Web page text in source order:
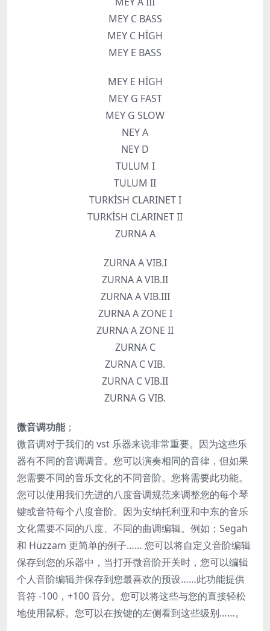
MEY C BASS
MEY C HİGH
MEY E BASS
MEY E HİGH
MEY G FAST
MEY G SLOW
NEY A
NEY D
TULUM I
TULUM II
TURKİSH CLARINET I
TURKİSH CLARINET II
ZURNA A
ZURNA A VIB.I
ZURNA A VIB.II
ZURNA A VIB.III
ZURNA A ZONE I
ZURNA A ZONE II
ZURNA C
ZURNA C VIB.
ZURNA C VIB.II
ZURNA G VIB.
微音调功能；
微音调对于我们的 vst 乐器来说非常重要。因为这些乐
器有不同的音调调音。您可以演奏相同的音律，但如果
您需要不同的音乐文化的不同音阶。您将需要此功能。
您可以使用我们先进的八度音调规范来调整您的每个琴
键或音符每个八度音阶。因为安纳托利亚和中东的音乐
文化需要不同的八度、不同的曲调编辑。例如；Segah
和 Hüzzam 更简单的例子…… 您可以将自定义音阶编辑
保存到您的乐器中，当打开微音阶开关时，您可以编辑
个人音阶编辑并保存到您最喜欢的预设……此功能提供
音符 -100，+100 音分。您可以将这些与您的直接轻松
地使用鼠标。您可以在按键的左侧看到这些级别……。